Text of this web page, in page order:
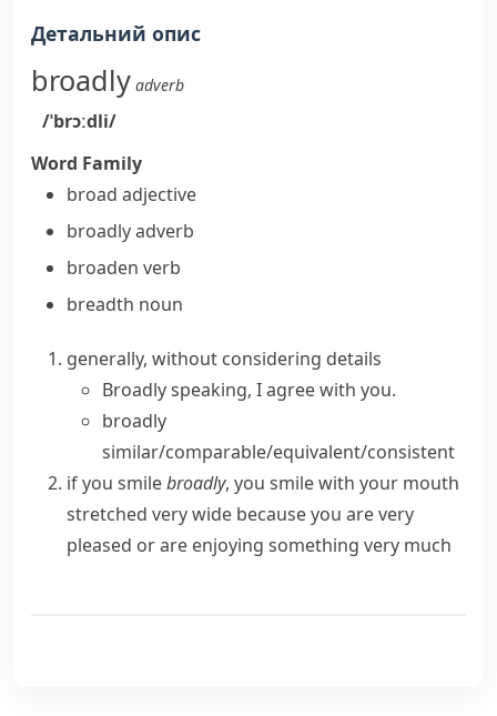
Детальний опис
broadly adverb
/ˈbrɔːdli/
Word Family
broad adjective
broadlyadverb
broaden verb
breadth noun
generally, without considering details
Broadly speaking, I agree with you.
broadly
similar/comparable/equivalent/consistent
if you smilebroadly, you smile with your mouth
stretched very wide because you are very
pleased or are enjoying something very much